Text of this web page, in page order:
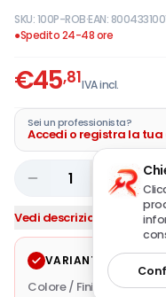
SKU:100P-ROB·EAN:
●Spedito 24-48 ore
€45,81IVA incl.
Sei un professionista?
Accedi o registra la
1
Vedi descrizione
VARIANTE
Colore / Finituragrigio/